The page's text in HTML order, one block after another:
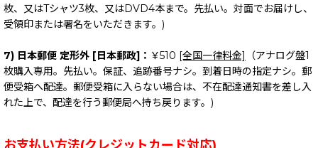
枚、又はTシャツ3枚、又はDVD4本まで。先払い。対面でお届けし、
受領印または署名をいただきます。)
7) 日本郵便 定形外 [日本郵政]： ￥510 [全国一律料金]
（アナログ盤1
枚購入専用。先払い。保証、追跡番号ナシ。到着日時の指定ナシ。郵
便受箱へ配達。郵便受箱に入らない場合は、不在配達通知書を差し入
れた上で、配達を行う郵便局へ持ち戻ります。)